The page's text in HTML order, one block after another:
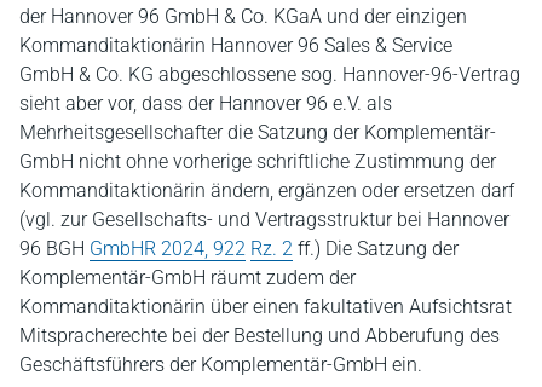
der Hannover 96 GmbH & Co. KGaA und der einzigen
Kommanditaktionärin Hannover 96 Sales & Service
GmbH & Co. KG abgeschlossene sog. Hannover-96-Vertrag
sieht aber vor, dass der Hannover 96 e.V. als
Mehrheitsgesellschafter die Satzung der Komplementär-
GmbH nicht ohne vorherige schriftliche Zustimmung der
Kommanditaktionärin ändern, ergänzen oder ersetzen darf
(vgl. zur Gesellschafts- und Vertragsstruktur bei Hannover
96 BGH GmbHR 2024, 922 Rz. 2 ff.) Die Satzung der
Komplementär-GmbH räumt zudem der
Kommanditaktionärin über einen fakultativen Aufsichtsrat
Mitspracherechte bei der Bestellung und Abberufung des
Geschäftsführers der Komplementär-GmbH ein.